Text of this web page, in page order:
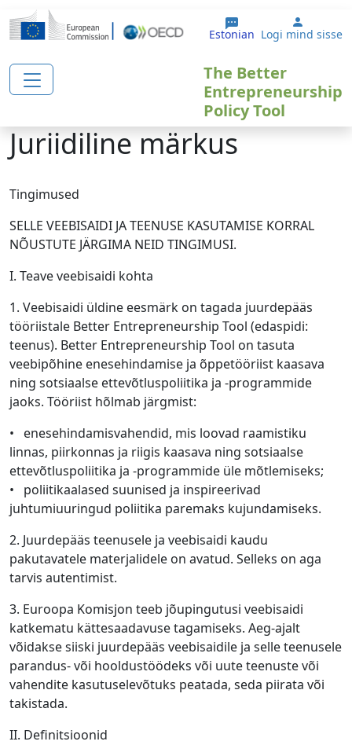
Liigu edasi põhisisu juurde
Estonian User
Logi mind sisse
The Better
Entrepreneurship
Policy Tool
Juriidiline märkus
Tingimused
SELLE VEEBISAIDI JA TEENUSE KASUTAMISE KORRAL
NÕUSTUTE JÄRGIMA NEID TINGIMUSI.
I. Teave veebisaidi kohta
1. Veebisaidi üldine eesmärk on tagada juurdepääs
tööriistale Better Entrepreneurship Tool (edaspidi:
teenus). Better Entrepreneurship Tool on tasuta
veebipõhine enesehindamise ja õppetööriist kaasava
ning sotsiaalse ettevõtluspoliitika ja -programmide
jaoks. Tööriist hõlmab järgmist:
• enesehindamisvahendid, mis loovad raamistiku
linnas, piirkonnas ja riigis kaasava ning sotsiaalse
ettevõtluspoliitika ja -programmide üle mõtlemiseks;
• poliitikaalased suunised ja inspireerivad
juhtumiuuringud poliitika paremaks kujundamiseks.
2. Juurdepääs teenusele ja veebisaidi kaudu
pakutavatele materjalidele on avatud. Selleks on aga
tarvis autentimist.
3. Euroopa Komisjon teeb jõupingutusi veebisaidi
katkematu kättesaadavuse tagamiseks. Aeg-ajalt
võidakse siiski juurdepääs veebisaidile ja selle teenusele
parandus- või hooldustöödeks või uute teenuste või
vahendite kasutuselevõtuks peatada, seda piirata või
takistada.
II. Definitsioonid